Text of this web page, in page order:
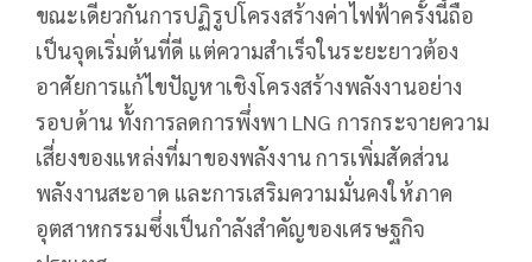
ขณะเดียวกันการปฏิรูปโครงสร้างค่าไฟฟ้าครั้งนี้ถือ
เป็นจุดเริ่มต้นที่ดี แต่ความสำเร็จในระยะยาวต้อง
อาศัยการแก้ไขปัญหาเชิงโครงสร้างพลังงานอย่าง
รอบด้าน ทั้งการลดการพึ่งพา LNG การกระจายความ
เสี่ยงของแหล่งที่มาของพลังงาน การเพิ่มสัดส่วน
พลังงานสะอาด และการเสริมความมั่นคงให้ภาค
อุตสาหกรรมซึ่งเป็นกำลังสำคัญของเศรษฐกิจ